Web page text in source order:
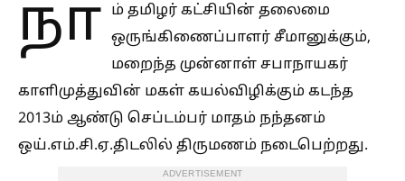
நா ம் தமிழர் கட்சியின் தலைமை
ஒருங்கிணைப்பாளர் சீமானுக்கும்,
மறைந்த முன்னாள் சபாநாயகர்
காளிமுத்துவின் மகள் கயல்விழிக்கும் கடந்த
2013ம் ஆண்டு செப்டம்பர் மாதம் நந்தனம்
ஒய்.எம்.சி.ஏ.திடலில் திருமணம் நடைபெற்றது.
ADVERTISEMENT